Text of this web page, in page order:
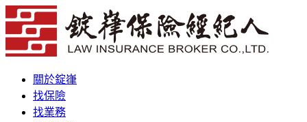
關於錠嵂
找保險
找業務